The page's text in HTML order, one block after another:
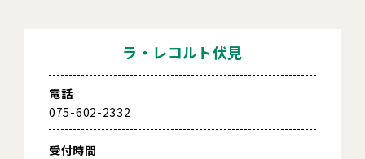
ラ・レコルト伏見
電話
075-602-2332
受付時間